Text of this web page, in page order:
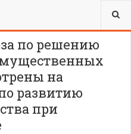
по решению
на
развитию
при